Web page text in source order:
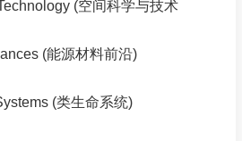
(空间科学与技术
(能源材料前沿)
(类生命系统)